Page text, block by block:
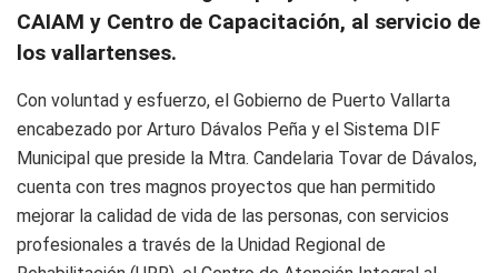
CAIAM y Centro de Capacitación, al servicio de
los vallartenses.
Con voluntad y esfuerzo, el Gobierno de Puerto Vallarta
encabezado por Arturo Dávalos Peña y el Sistema DIF
Municipal que preside la Mtra. Candelaria Tovar de Dávalos,
cuenta con tres magnos proyectos que han permitido
mejorar la calidad de vida de las personas, con servicios
profesionales a través de la Unidad Regional de